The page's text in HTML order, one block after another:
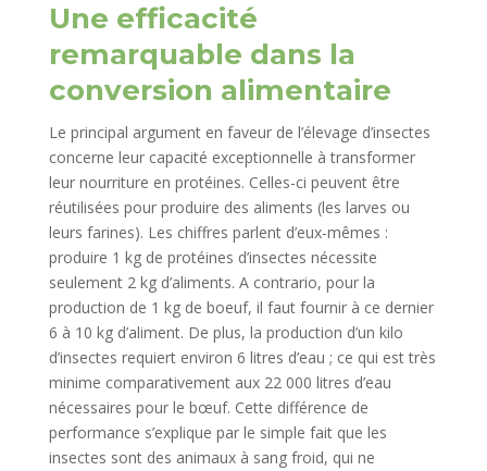
Une efficacité
remarquable dans la
conversion alimentaire
Le principal argument en faveur de l’élevage d’insectes
concerne leur capacité exceptionnelle à transformer
leur nourriture en protéines. Celles-ci peuvent être
réutilisées pour produire des aliments (les larves ou
leurs farines). Les chiffres parlent d’eux-mêmes :
produire 1 kg de protéines d’insectes nécessite
seulement 2 kg d’aliments. A contrario, pour la
production de 1 kg de boeuf, il faut fournir à ce dernier
6 à 10 kg d’aliment. De plus, la production d’un kilo
d’insectes requiert environ 6 litres d’eau ; ce qui est très
minime comparativement aux 22 000 litres d’eau
nécessaires pour le bœuf. Cette différence de
performance s’explique par le simple fait que les
insectes sont des animaux à sang froid, qui ne